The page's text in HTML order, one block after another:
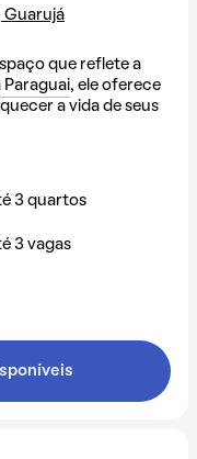
Guarujá
que reflete a
Paraguai, ele oferece
a vida de seus
3 quartos
3 vagas